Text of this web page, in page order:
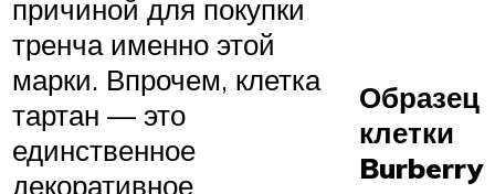
причиной для покупки
тренча именно этой
марки. Впрочем, клетка
тартан — это
единственное
декоративное
Образец
клетки
Burberry